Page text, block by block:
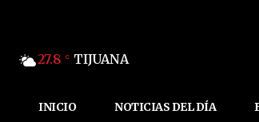
27.8 C TIJUANA
INICIO NOTICIAS DEL DÍA